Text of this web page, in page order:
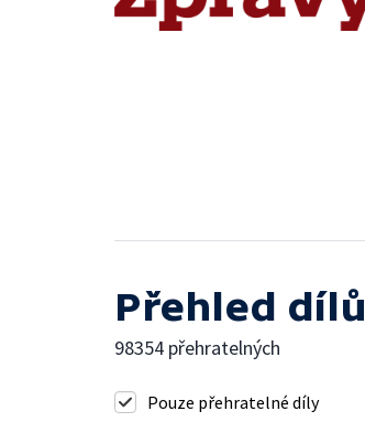
Přehled dílů
98354 přehratelných
Pouze přehratelné díly